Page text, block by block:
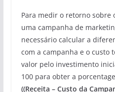
Para medir o retorno sobre
uma campanha de
necessário calcular a
com a campanha e o custo
valor pelo investimento
100 para obter a
((Receita – Custo da